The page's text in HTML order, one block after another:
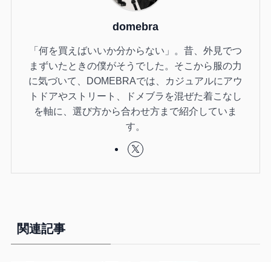
domebra
「何を買えばいいか分からない」。昔、外見でつ
まずいたときの僕がそうでした。そこから服の力
に気づいて、DOMEBRAでは、カジュアルにアウ
トドアやストリート、ドメブラを混ぜた着こなし
を軸に、選び方から合わせ方まで紹介していま
す。
関連記事